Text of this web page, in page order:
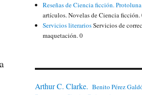
Reseñas de Ciencia ficción. Protoluna
artículos. Novelas de Ciencia ficción.
Servicios literariosServicios de
maquetación. 0
Arthur C. Clarke. Benito Pérez